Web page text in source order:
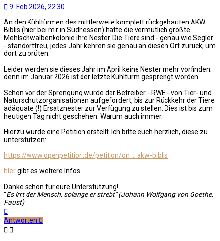
9. Feb 2026, 22:30
An den Kühltürmen des mittlerweile komplett rückgebauten AKW
Biblis (hier bei mir in Südhessen) hatte die vermutlich größte
Mehlschwalbenkolonie ihre Nester. Die Tiere sind - genau wie Segler
- standorttreu, jedes Jahr kehren sie genau an diesen Ort zurück, um
dort zu brüten.
Leider werden sie dieses Jahr im April keine Nester mehr vorfinden,
denn im Januar 2026 ist der letzte Kühlturm gesprengt worden.
Schon vor der Sprengung wurde der Betreiber - RWE - von Tier- und
Naturschutzorganisationen aufgefordert, bis zur Rückkehr der Tiere
adäquate (!) Ersatznester zur Verfügung zu stellen. Dies ist bis zum
heutigen Tag nicht geschehen. Warum auch immer.
Hierzu wurde eine Petition erstellt. Ich bitte euch herzlich, diese zu
unterstützen:
https://www.openpetition.de/petition/on ... akw-biblis
hiergibt es weitere Infos.
Danke schön für eure Unterstützung!
"Es irrt der Mensch, solange er strebt" (Johann Wolfgang von Goethe,
Faust)
oben
Antworten